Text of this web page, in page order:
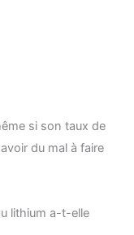
si son taux de
du mal à faire
lithium a-t-elle